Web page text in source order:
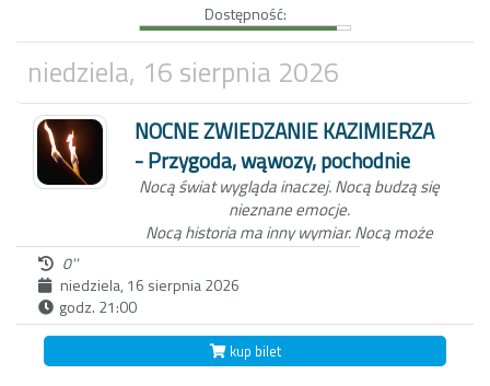
Kazimierza oraz wejdziemy z Tobą do
Wąwozu z korzeniami, wyłącznie przy
blasku pochodni. Czekamy na Ciebie o
zmierzchu, koło studni na kazimierskim
Rynku.
Dostępność:
niedziela, 16 sierpnia 2026
NOCNE ZWIEDZANIE KAZIMIERZA
- Przygoda, wąwozy, pochodnie
Nocą świat wygląda inaczej.Nocą budzą się
nieznane emocje.
Nocą historia ma inny wymiar.Nocą może
zdarzyć się wszystko...
Niezwykła nocna wycieczka po Kazimierzu
Dolnym to nie tylko spacer z przewodnikiem
po Miasteczku. W ten wieczór, zabierzemy
0''
niedziela, 16 sierpnia 2026
godz. 21:00
kup bilet